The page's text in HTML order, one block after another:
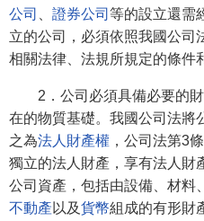
公司
證券公司 等的設立還需
立的公司，必須依照我國公司
相關法律、法規所規定的條件
2．公司必須具備必要的財
在的物質基礎。我國公司法將
之為法人財產權 ，公司法第3
獨立的法人財產，享有法人財
公司資產，包括由設備、材料
不動產 以及貨幣組成的有形財